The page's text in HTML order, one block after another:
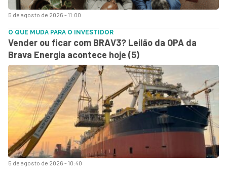
5 de agosto de 2026 - 11:00
5 de agosto de 2026 - 10:40
O QUE MUDA PARA O INVESTIDOR
Vender ou ficar com BRAV3? Leilão da OPA da
Brava Energia acontece hoje (5)